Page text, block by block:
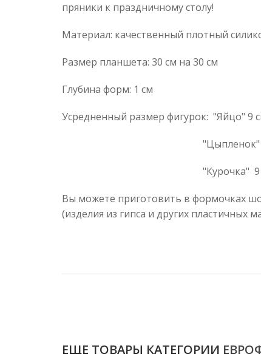
пряники к праздничному столу!
Материал: качественный плотный
Размер планшета: 30 см на 30 cм
Глубина форм: 1 см
Усредненный размер фигурок: "Яйцо" 9
"Цыпленок" 9,5 см
"Курочка" 9 см
Вы можете приготовить в формочках
(изделия из гипса и других пластичных
ЕЩЕ ТОВАРЫ КАТЕГОРИИ